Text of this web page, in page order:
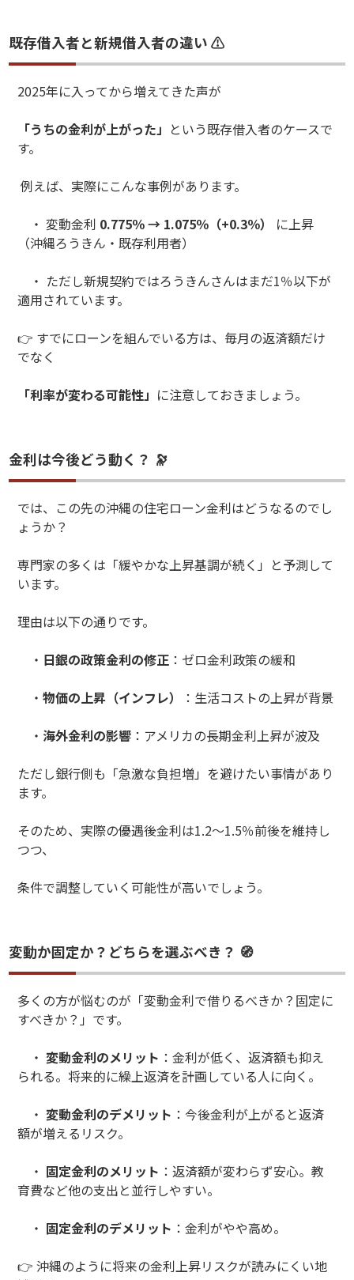
既存借入者と新規借入者の違い ⚠️
2025年に入ってから増えてきた声が
「うちの金利が上がった」 という既存借入者のケースで
す。
例えば、実際にこんな事例があります。
・ 変動金利 0.775％ → 1.075％（+0.3％）
に上昇
（沖縄ろうきん・既存利用者）
・ ただし新規契約ではろうきんさんはまだ1％以下が
適用されています。
👉 すでにローンを組んでいる方は、毎月の返済額だけ
でなく
「利率が変わる可能性」 に注意しておきましょう。
金利は今後どう動く？ 🔭
では、この先の沖縄の住宅ローン金利はどうなるのでし
ょうか？
専門家の多くは「緩やかな上昇基調が続く」と予測して
います。
理由は以下の通りです。
・ 日銀の政策金利の修正 ：ゼロ金利政策の緩和
・物価の上昇（インフレ）
：生活コストの上昇が背景
・ 海外金利の影響 ：アメリカの長期金利上昇が波及
ただし銀行側も「急激な負担増」を避けたい事情があり
ます。
そのため、実際の優遇後金利は1.2〜1.5％前後を維持し
つつ、
条件で調整していく可能性が高いでしょう。
変動か固定か？どちらを選ぶべき？ 🧭
多くの方が悩むのが「変動金利で借りるべきか？固定に
すべきか？」です。
・ 変動金利のメリット ：金利が低く、返済額も抑え
られる。将来的に繰上返済を計画している人に向く。
・ 変動金利のデメリット ：今後金利が上がると返済
額が増えるリスク。
・ 固定金利のメリット ：返済額が変わらず安心。教
育費など他の支出と並行しやすい。
・ 固定金利のデメリット ：金利がやや高め。
👉 沖縄のように将来の金利上昇リスクが読みにくい地